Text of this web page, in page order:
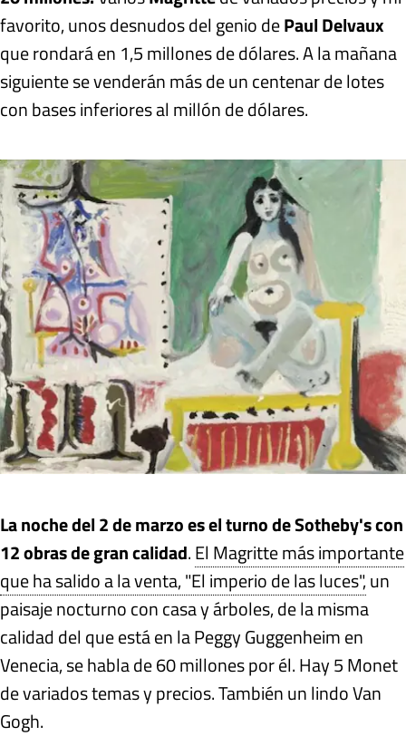
favorito, unos desnudos del genio dePaul Delvaux
que rondará en 1,5 millones de dólares. A la mañana
siguiente se venderán más de un centenar de lotes
con bases inferiores al millón de dólares.
La noche del 2 de marzo es el turno de Sotheby's con
12 obras de gran calidad.El Magritte más importante
que ha salido a la venta, "El imperio de las luces",un
paisaje nocturno con casa y árboles, de la misma
calidad del que está en la Peggy Guggenheim en
Venecia, se habla de 60 millones por él. Hay 5 Monet
de variados temas y precios. También un lindo Van
Gogh.